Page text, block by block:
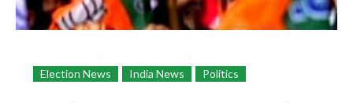
Election News India News Politics